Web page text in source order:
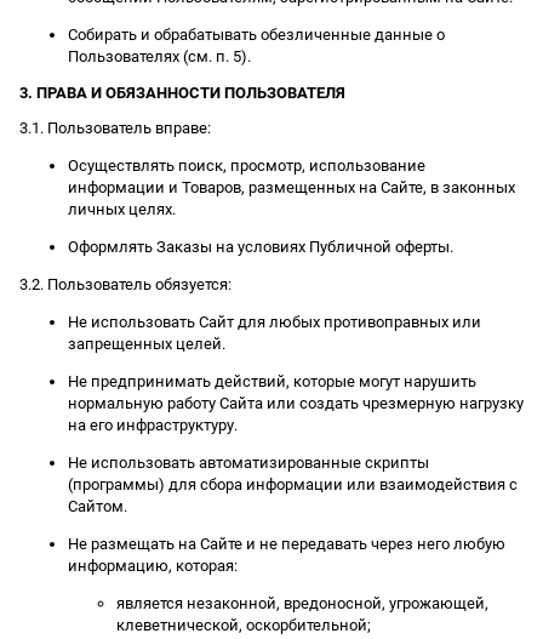
Собирать и обрабатывать обезличенные данные о
Пользователях (см. п. 5).
3. ПРАВА И ОБЯЗАННОСТИ ПОЛЬЗОВАТЕЛЯ
3.1. Пользователь вправе:
Осуществлять поиск, просмотр, использование
информации и Товаров, размещенных на Сайте, в законных
личных целях.
Оформлять Заказы на условиях Публичной оферты.
3.2. Пользователь обязуется:
Не использовать Сайт для любых противоправных или
запрещенных целей.
Не предпринимать действий, которые могут нарушить
нормальную работу Сайта или создать чрезмерную нагрузку
на его инфраструктуру.
Не использовать автоматизированные скрипты
(программы) для сбора информации или взаимодействия с
Сайтом.
Не размещать на Сайте и не передавать через него любую
информацию, которая:
является незаконной, вредоносной, угрожающей,
клеветнической, оскорбительной;